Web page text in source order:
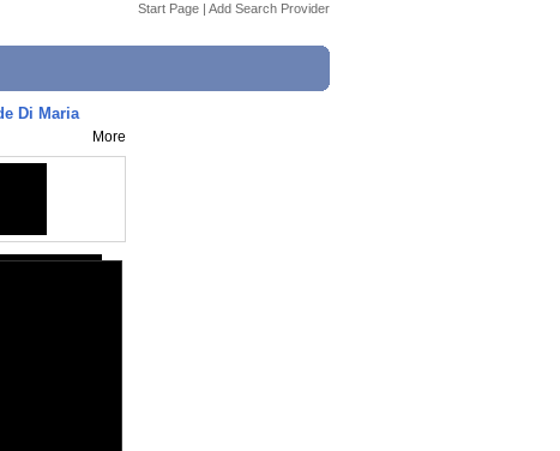
Start Page | Add Search Provider
Di Maria
More